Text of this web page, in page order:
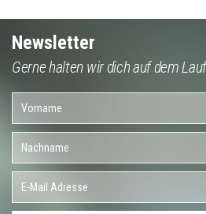
Newsletter
Gerne halten wir dich auf dem